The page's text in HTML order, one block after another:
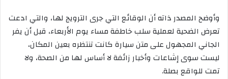
وأوضح المصدر ذاته أن الوقائع التي جرى الترويج لها، والتي ادعت
تعرض الضحية لعملية سلب خاطفة مساء يوم الأربعاء، قبل أن يفر
الجاني المجهول على متن سيارة كانت تنتظره بعين المكان،
ليست سوى إشاعات وأخبار زائفة لا أساس لها من الصحة، ولا
تمت للواقع بصلة.